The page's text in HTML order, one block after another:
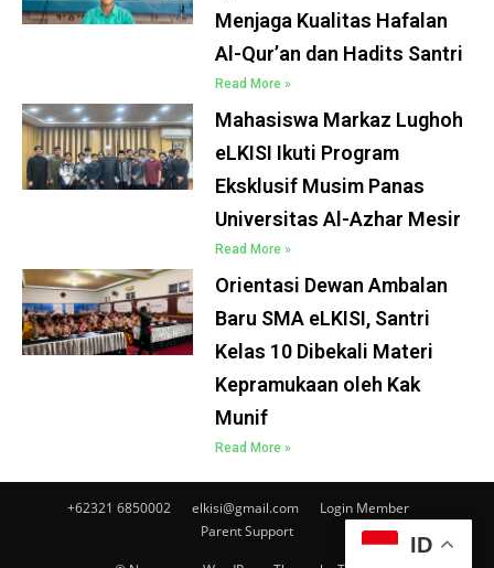
Menjaga Kualitas Hafalan
Al-Qur’an dan Hadits Santri
Read More »
Mahasiswa Markaz Lughoh
eLKISI Ikuti Program
Eksklusif Musim Panas
Universitas Al-Azhar Mesir
Read More »
Orientasi Dewan Ambalan
Baru SMA eLKISI, Santri
Kelas 10 Dibekali Materi
Kepramukaan oleh Kak
Munif
Read More »
+62321 6850002 elkisi@gmail.com
Login Member
Parent Support
ID